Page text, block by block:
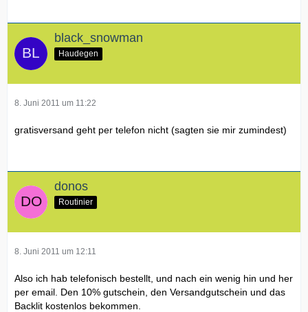
black_snowman
Haudegen
8. Juni 2011 um 11:22
gratisversand geht per telefon nicht (sagten sie mir zumindest)
donos
Routinier
8. Juni 2011 um 12:11
Also ich hab telefonisch bestellt, und nach ein wenig hin und her
per email. Den 10% gutschein, den Versandgutschein und das
Backlit kostenlos bekommen.